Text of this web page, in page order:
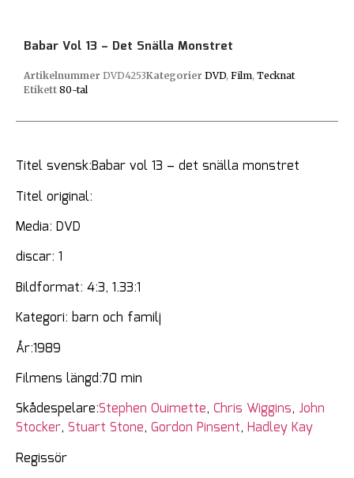
Babar Vol 13 – Det Snälla Monstret
Artikelnummer DVD4253Kategorier DVD, Film, Tecknat
Etikett 80-tal
Titel svensk:Babar vol 13 – det snälla monstret
Titel original:
Media: DVD
discar: 1
Bildformat: 4:3, 1.33:1
Kategori: barn och familj
År:1989
Filmens längd:70 min
Skådespelare:Stephen Ouimette, Chris Wiggins, John
Stocker, Stuart Stone, Gordon Pinsent, Hadley Kay
Regissör